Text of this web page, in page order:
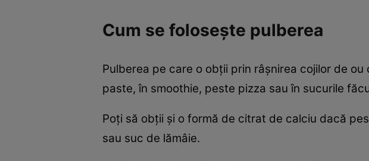
Cum se foloseşte pulberea
Pulberea pe care o obţii prin râşnirea cojilor de
paste, în smoothie, peste pizza sau în sucurile
Poţi să obţii şi o formă de citrat de calciu dacă
sau suc de lămâie.